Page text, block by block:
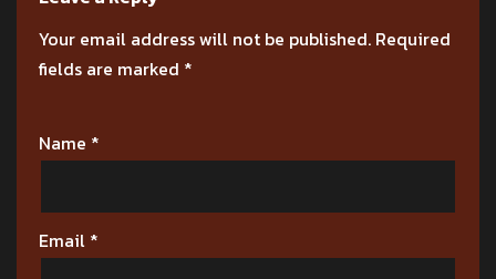
Your email address will not be published. Required
fields are marked *
Name *
Email *